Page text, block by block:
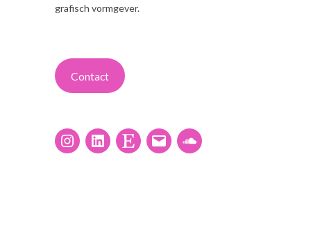
grafisch vormgever.
Contact